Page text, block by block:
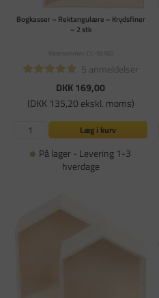
Bogkasser – Rektangulære – Krydsfiner
– 2 stk
Varenummer: CC-56160
5 anmeldelser
DKK 169,00
(DKK 135,20 ekskl. moms)
Læg i kurv
På lager - Levering 1-3
hverdage